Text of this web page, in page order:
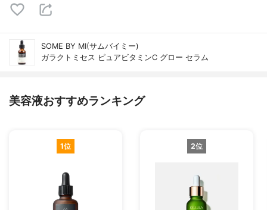
SOME BY MI(サムバイミー)
ガラクトミセス ピュアビタミンC グロー セラム
美容液おすすめランキング
1位 2位